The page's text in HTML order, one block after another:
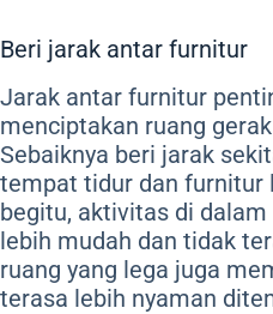
Beri jarak antar furnitur
Jarak antar furnitur
menciptakan ruang
Sebaiknya beri jarak
tempat tidur dan furnitur
begitu, aktivitas di
lebih mudah dan tidak
ruang yang lega juga
terasa lebih nyaman